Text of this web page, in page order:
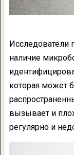
Исследователи
наличие
которая может
вызывает и
регулярно и